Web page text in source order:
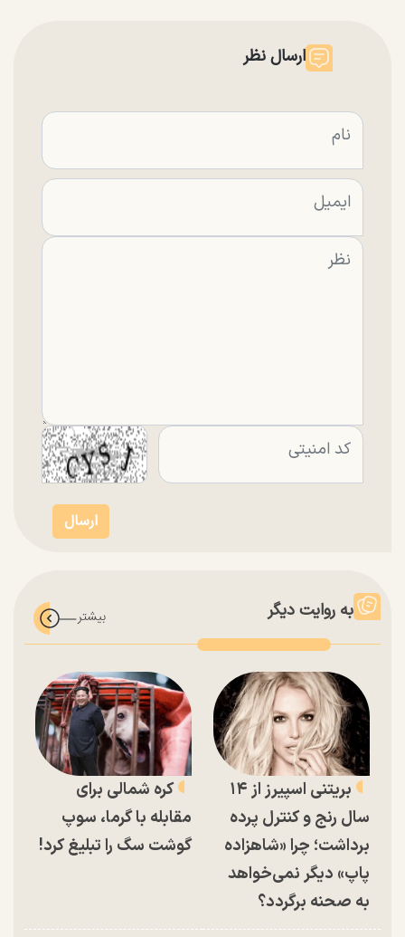
ارسال نظر
به روایت دیگر
بریتنی اسپیرز از ۱۴
سال رنج و کنترل پرده
برداشت؛ چرا «شاهزاده
پاپ» دیگر نمی‌خواهد
به صحنه برگردد؟
کره شمالی برای
مقابله با گرما، سوپ
گوشت سگ را تبلیغ کرد!